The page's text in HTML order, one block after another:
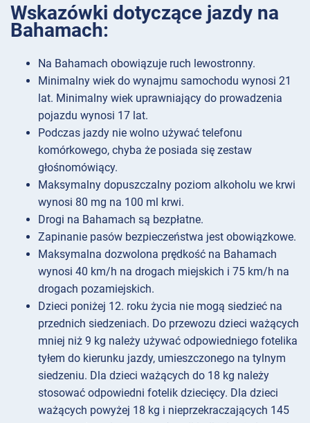
Wskazówki dotyczące jazdy na
Bahamach:
Na Bahamach obowiązuje ruch lewostronny.
Minimalny wiek do wynajmu samochodu wynosi 21
lat. Minimalny wiek uprawniający do prowadzenia
pojazdu wynosi 17 lat.
Podczas jazdy nie wolno używać telefonu
komórkowego, chyba że posiada się zestaw
głośnomówiący.
Maksymalny dopuszczalny poziom alkoholu we krwi
wynosi 80 mg na 100 ml krwi.
Drogi na Bahamach są bezpłatne.
Zapinanie pasów bezpieczeństwa jest obowiązkowe.
Maksymalna dozwolona prędkość na Bahamach
wynosi 40 km/h na drogach miejskich i 75 km/h na
drogach pozamiejskich.
Dzieci poniżej 12. roku życia nie mogą siedzieć na
przednich siedzeniach. Do przewozu dzieci ważących
mniej niż 9 kg należy używać odpowiedniego fotelika
tyłem do kierunku jazdy, umieszczonego na tylnym
siedzeniu. Dla dzieci ważących do 18 kg należy
stosować odpowiedni fotelik dziecięcy. Dla dzieci
ważących powyżej 18 kg i nieprzekraczających 145